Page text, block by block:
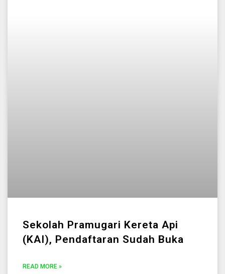
Sekolah Pramugari Kereta Api
(KAI), Pendaftaran Sudah Buka
READ MORE »